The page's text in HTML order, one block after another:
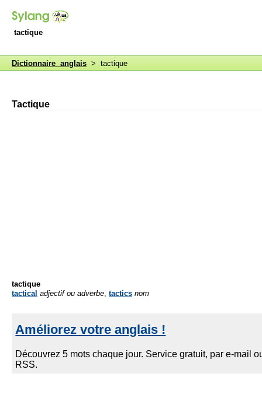
tactique
Dictionnaire anglais > tactique
Tactique
tactique
tactical adjectif ou adverbe tactics nom